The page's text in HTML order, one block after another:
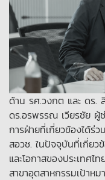
ด้าน รศ.วงกต และ ดร.
ดร.อรพรรณ เวียรชัย ผู้
การฝ่ายที่เกี่ยวข้องได้ร่
สอวช. ในปัจจุบันที่เกี่ยว
และโอกาสของประเทศ
สาขาอุตสาหกรรมเป้า